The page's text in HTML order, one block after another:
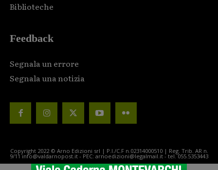
Biblioteche
Feedback
Segnala un errore
Segnala una notizia
Copyright 2022 © Arno Edizioni srl | P.I./C.F n.02314000510 | Reg. Trib. AR n.
9/11 info@valdarnopost.it - PEC: arnoedizioni@legalmail.it - tel. 055.5353443